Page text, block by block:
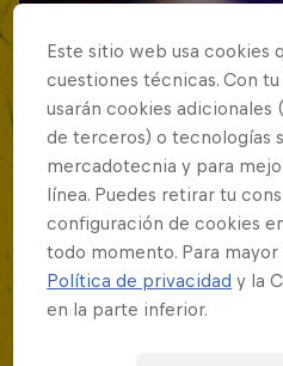
Este sitio web usa cookies
cuestiones técnicas. Con
usarán cookies adicionales
de terceros) o tecnologías
mercadotecnia y para
línea. Puedes retirar tu
configuración de cookies
todo momento. Para
Política de privacidad y la
en la parte inferior.